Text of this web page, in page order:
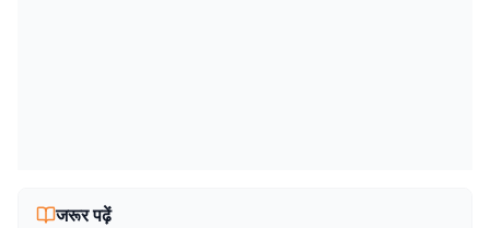
जरूर पढ़ें